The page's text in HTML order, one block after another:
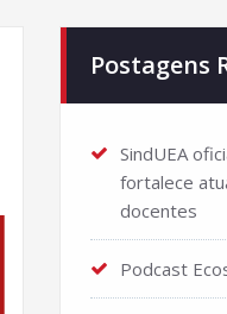
Postagens
SindUEA
fortalece
docentes
Podcast